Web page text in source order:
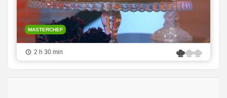
MASTERCHEF
2 h 30 min